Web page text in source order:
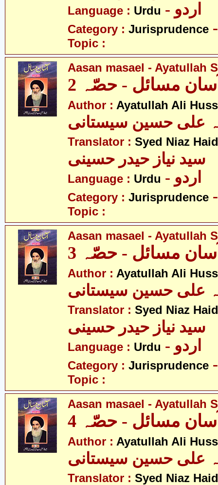
Language : Urdu - اردو
Category : Jurisprudence
Topic :
Aasan masael - Ayatullah
مسائل - حصّہ 2
Author : Ayatullah Ali
علی حسین سیستانی
Translator : Syed Niaz
سید نیاز حیدر حسینی
Language : Urdu - اردو
Category : Jurisprudence
Topic :
Aasan masael - Ayatullah
مسائل - حصّہ 3
Author : Ayatullah Ali
علی حسین سیستانی
Translator : Syed Niaz
سید نیاز حیدر حسینی
Language : Urdu - اردو
Category : Jurisprudence
Topic :
Aasan masael - Ayatullah
مسائل - حصّہ 4
Author : Ayatullah Ali
علی حسین سیستانی
Translator : Syed Niaz